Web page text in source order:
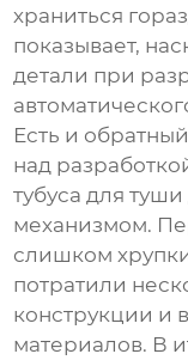
храниться
показывает,
детали при
Есть и
над
тубуса для
механизмом.
слишком
потратили
конструкции и
материалов. В